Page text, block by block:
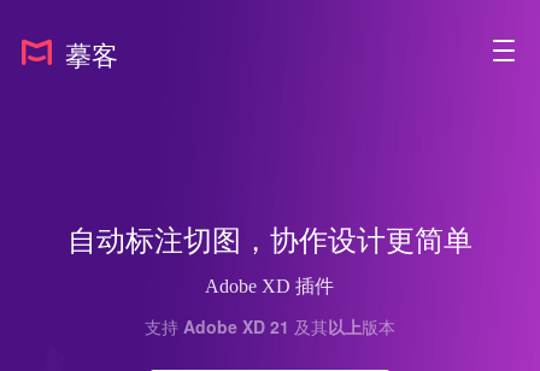
摹客
自动标注切图，协作设计更简单
Adobe XD 插件
支持 Adobe XD 21 及其以上版本